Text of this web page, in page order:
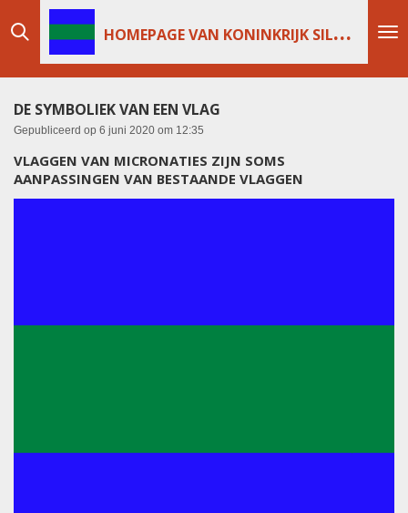
direct
de
H
OMEPAGE VAN KONINKRIJK SILVOMI
DE SYMBOLIEK VAN EEN VLAG
Gepubliceerd op 6 juni 2020 om 12:35
VLAGGEN VAN MICRONATIES ZIJN SOMS
AANPASSINGEN VAN BESTAANDE VLAGGEN